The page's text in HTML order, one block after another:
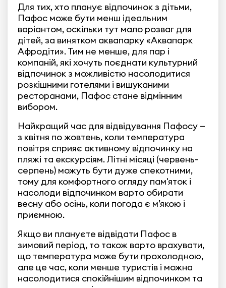
Для тих, хто планує відпочинок з дітьми,
Пафос може бути менш ідеальним
варіантом, оскільки тут мало розваг для
дітей, за винятком аквапарку «Аквапарк
Афродіти». Тим не менше, для пар і
компаній, які хочуть поєднати культурний
відпочинок з можливістю насолодитися
розкішними готелями і вишуканими
ресторанами, Пафос стане відмінним
вибором.
Найкращий час для відвідування Пафосу —
з квітня по жовтень, коли температура
повітря сприяє активному відпочинку на
пляжі та екскурсіям. Літні місяці (червень-
серпень) можуть бути дуже спекотними,
тому для комфортного огляду пам'яток і
насолоди відпочинком варто обирати
весну або осінь, коли погода є м’якою і
приємною.
Якщо ви плануєте відвідати Пафос в
зимовий період, то також варто врахувати,
що температура може бути прохолодною,
але це час, коли менше туристів і можна
насолодитися спокійнішим відпочинком та